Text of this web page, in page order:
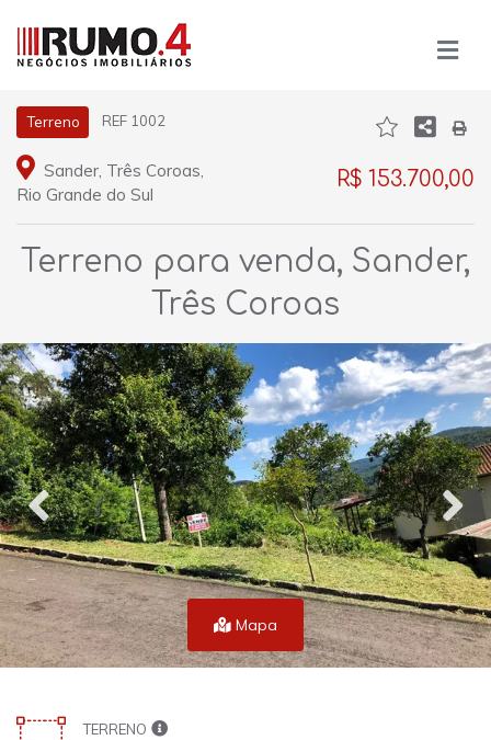
Terreno REF 1002
Sander, Três Coroas,
Rio Grande do Sul
R$ 153.700,00
Terreno para venda, Sander,
Três Coroas
Mapa
TERRENO